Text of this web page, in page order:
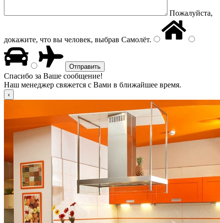
Пожалуйста,
докажите, что вы человек, выбрав Самолёт.
Спасибо за Ваше сообщение!
Наш менеджер свяжется с Вами в ближайшее время.